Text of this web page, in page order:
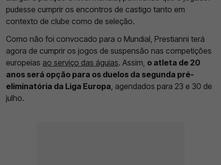
pudesse cumprir os encontros de castigo tanto em
contexto de clube como de seleção.
Como não foi convocado para o Mundial, Prestianni terá
agora de cumprir os jogos de suspensão nas competições
europeias ao serviço das águias. Assim, o atleta de 20
anos será opção para os duelos da segunda pré-
eliminatória da Liga Europa, agendados para 23 e 30 de
julho.